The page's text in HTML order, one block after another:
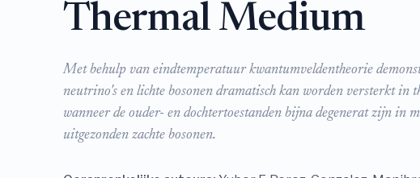
Thermal Medium
Met behulp van eindtemperatuur kwantumveldentheorie
neutrino's en lichte bosonen dramatisch kan worden versterkt in
wanneer de ouder- en dochtertoestanden bijna degenerat zijn in
uitgezonden zachte bosonen.